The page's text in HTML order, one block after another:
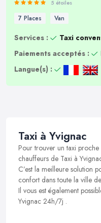
5 étoiles
7 Places Van
Services :
Taxi
Paiements acceptés :
Langue(s) :
Taxi à Yvignac
Pour trouver un taxi
chauffeurs de Taxi à
C’est la meilleure solution
confort dans toute la ville
Il vous est également
Yvignac 24h/7j .